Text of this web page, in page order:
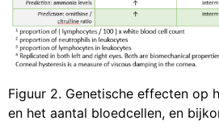
Figuur 2. Genetische effecten op
en het aantal bloedcellen, en